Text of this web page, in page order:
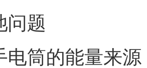
问题
电筒的能量来